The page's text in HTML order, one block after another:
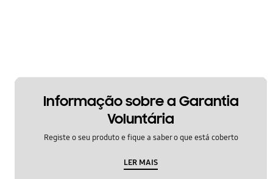
Informação sobre a Garantia
Voluntária
Registe o seu produto e fique a saber o que está coberto
LER MAIS